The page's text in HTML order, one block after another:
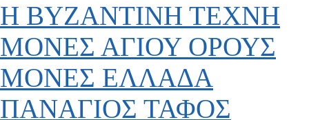
Η ΒΥΖΑΝΤΙΝΗ ΤΕΧΝΗ
ΜΟΝΕΣ ΑΓΙΟΥ ΟΡΟΥΣ
ΜΟΝΕΣ ΕΛΛΑΔΑ
ΠΑΝΑΓΙΟΣ ΤΑΦΟΣ